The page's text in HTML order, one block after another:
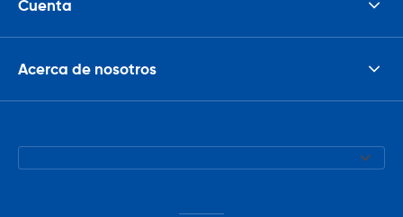
Cuenta
Acerca de nosotros